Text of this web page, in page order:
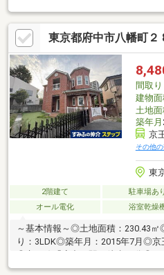
まれる南東角地 窓・出窓が多く、
込めます◇広々した前面道路で開放
＊・家事の時短を叶える「食洗機」
キングヒーター」・悪天候からお
庫」・洗車等に使える「スロップ
大型ウォークインクローゼット
物の多いご家族も快適に暮らせます
東京都府中市八幡町２
間取り
建物
土地
築年月
京
その他
東
2階建て 駐車場あ
オール電化
浴室乾燥
～基本情報～◎土地面積：230.43
り：3LDK◎築年月：2015年7月◎
町」駅 徒歩19分～アピールポイ